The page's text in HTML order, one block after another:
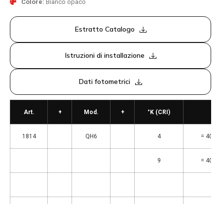
Colore: Bianco opaco
Estratto Catalogo
Istruzioni di installazione
Dati fotometrici
Art. + Mod. + °K (CRI)
1814 QH6 4 =
9 =